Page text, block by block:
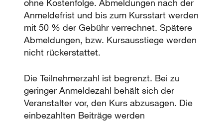
ohne Kostenfolge. Abmeldungen nach der
Anmeldefrist und bis zum Kursstart werden
mit 50 % der Gebühr verrechnet. Spätere
Abmeldungen, bzw. Kursausstiege werden
nicht rückerstattet.
Die Teilnehmerzahl ist begrenzt. Bei zu
geringer Anmeldezahl behält sich der
Veranstalter vor, den Kurs abzusagen. Die
einbezahlten Beiträge werden